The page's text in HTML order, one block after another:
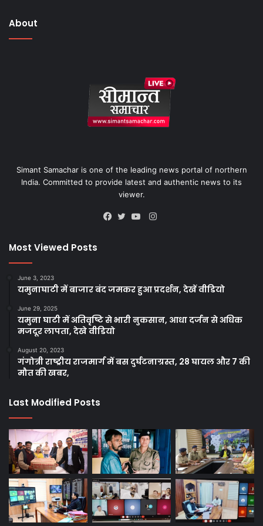
About
Simant Samachar is one of the leading news portal of northern
India. Committed to provide latest and authentic news to its
viewer.
Instagram
Most Viewed Posts
June 3, 2023
यमुनाघाटी में बाजार बंद जमकर हुआ प्रदर्शन, देखें वीडियो
June 29, 2025
यमुना घाटी में अतिवृष्टि से भारी नुकसान, आधा दर्जन से अधिक
मजदूर लापता, देखे वीडियो
August 20, 2023
गंगोत्री राष्ट्रीय राजमार्ग में बस दुर्घटनाग्रस्त, 28 घायल और 7 की
मौत की खबर,
Last Modified Posts